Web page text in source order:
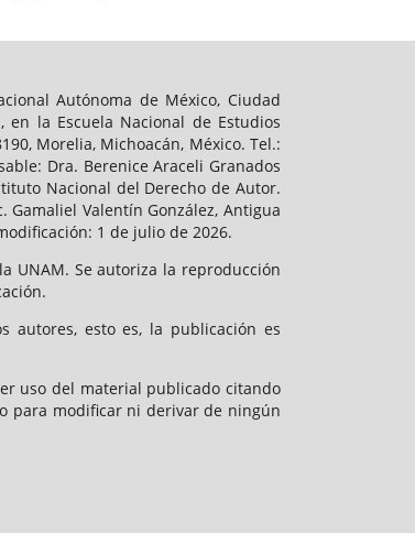
Autónoma de México, Ciudad
en la Escuela Nacional de Estudios
Morelia, Michoacán, México. Tel.:
Dra. Berenice Araceli Granados
Nacional del Derecho de Autor.
Valentín González, Antigua
1 de julio de 2026.
UNAM. Se autoriza la reproducción
autores, esto es, la publicación es
uso del material publicado citando
para modificar ni derivar de ningún